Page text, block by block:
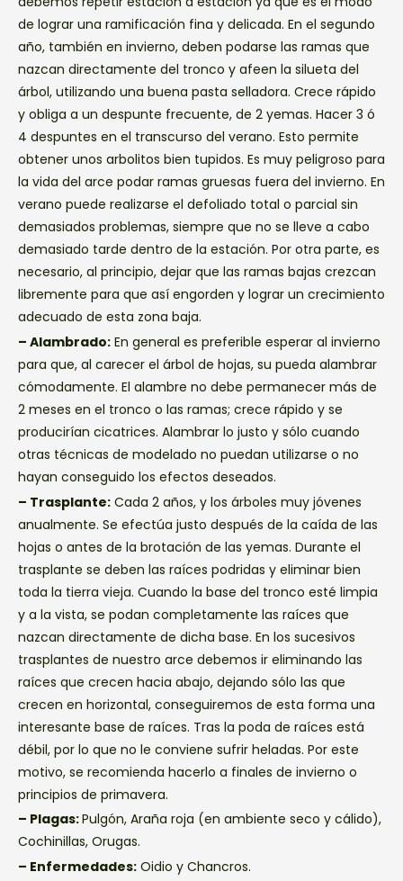
de lograr una ramificación fina y delicada. En el segundo
año, también en invierno, deben podarse las ramas que
nazcan directamente del tronco y afeen la silueta del
árbol, utilizando una buena pasta selladora. Crece rápido
y obliga a un despunte frecuente, de 2 yemas. Hacer 3 ó
4 despuntes en el transcurso del verano. Esto permite
obtener unos arbolitos bien tupidos. Es muy peligroso para
la vida del arce podar ramas gruesas fuera del invierno. En
verano puede realizarse el defoliado total o parcial sin
demasiados problemas, siempre que no se lleve a cabo
demasiado tarde dentro de la estación. Por otra parte, es
necesario, al principio, dejar que las ramas bajas crezcan
libremente para que así engorden y lograr un crecimiento
adecuado de esta zona baja.
– Alambrado: En general es preferible esperar al invierno
para que, al carecer el árbol de hojas, su pueda alambrar
cómodamente. El alambre no debe permanecer más de
2 meses en el tronco o las ramas; crece rápido y se
producirían cicatrices. Alambrar lo justo y sólo cuando
otras técnicas de modelado no puedan utilizarse o no
hayan conseguido los efectos deseados.
– Trasplante: Cada 2 años, y los árboles muy jóvenes
anualmente. Se efectúa justo después de la caída de las
hojas o antes de la brotación de las yemas. Durante el
trasplante se deben las raíces podridas y eliminar bien
toda la tierra vieja. Cuando la base del tronco esté limpia
y a la vista, se podan completamente las raíces que
nazcan directamente de dicha base. En los sucesivos
trasplantes de nuestro arce debemos ir eliminando las
raíces que crecen hacia abajo, dejando sólo las que
crecen en horizontal, conseguiremos de esta forma una
interesante base de raíces. Tras la poda de raíces está
débil, por lo que no le conviene sufrir heladas. Por este
motivo, se recomienda hacerlo a finales de invierno o
principios de primavera.
– Plagas:Pulgón, Araña roja (en ambiente seco y cálido),
Cochinillas, Orugas.
– Enfermedades: Oidio y Chancros.